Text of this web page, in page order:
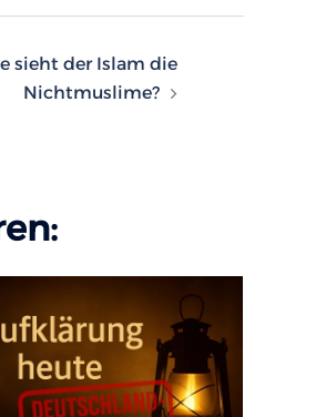
sieht der Islam die
Nichtmuslime?